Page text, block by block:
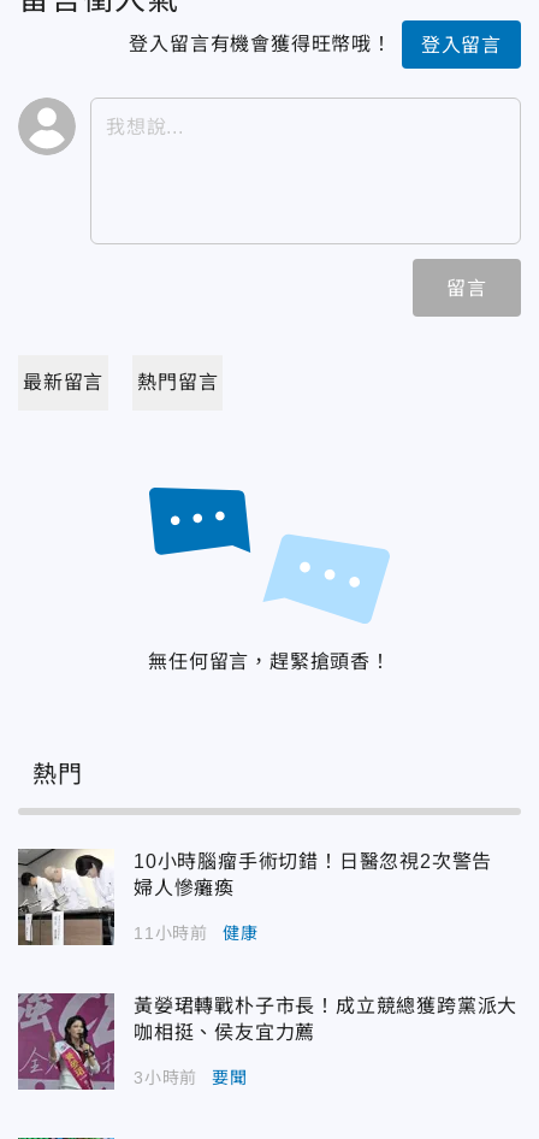
登入留言有機會獲得旺幣哦！ 登入留言
留言
最新留言 熱門留言
無任何留言，趕緊搶頭香！
熱門
10小時腦瘤手術切錯！日醫忽視2次警告
婦人慘癱瘓
11小時前 健康
黃嫈珺轉戰朴子市長！成立競總獲跨黨派大
咖相挺、侯友宜力薦
3小時前 要聞